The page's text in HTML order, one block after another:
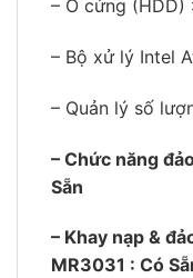
– Ổ cứng (HDD) :
– Bộ xử lý Intel
– Quản lý số
– Chức năng
Sẵn
– Khay nạp &
MR3031 : Có